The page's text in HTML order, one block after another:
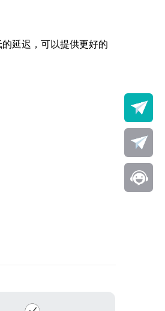
延迟，可以提供更好的